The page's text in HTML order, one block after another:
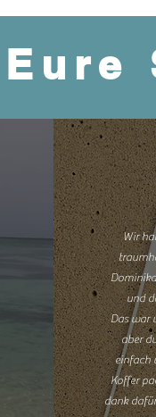
Eure
Wir
und
Das war
aber
einfach
Koffer
dank